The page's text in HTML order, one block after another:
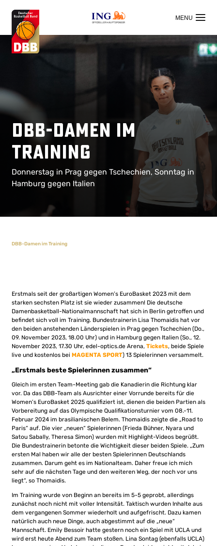
OFFIZIELLER HAUPTSPONSOR
DBB-Damen im
Training
Donnerstag in Prag gegen Tschechien, Sonntag in
Hamburg gegen Italien
DBB-Damen im Training
Erstmals seit der großartigen Women’s EuroBasket 2023 mit dem
starken sechsten Platz ist sie wieder zusammen! Die deutsche
Damenbasketball-Nationalmannschaft hat sich in Berlin getroffen und
befindet sich voll im Training. Bundestrainerin Lisa Thomaidis hat vor
den beiden anstehenden Länderspielen in Prag gegen Tschechien (Do.,
09. November 2023, 18.00 Uhr) und in Hamburg gegen Italien (So., 12.
November 2023, 17.30 Uhr, edel-optics.de Arena, Tickets, beide Spiele
live und kostenlos bei MAGENTA SPORT) 13 Spielerinnen versammelt.
„Erstmals beste Spielerinnen zusammen“
Gleich im ersten Team-Meeting gab die Kanadierin die Richtung klar
vor. Da das DBB-Team als Ausrichter einer Vorrunde bereits für die
Women’s EuroBasket 2025 qualifiziert ist, dienen die beiden Partien als
Vorbereitung auf das Olympische Qualifikationsturnier vom 08.-11.
Februar 2024 im brasilianischen Belem. Thomaidis zeigte die „Road to
Paris“ auf. Die vier „neuen“ Spielerinnen (Frieda Bühner, Nyara und
Satou Sabally, Theresa Simon) wurden mit Highlight-Videos begrüßt.
Die Bundestrainerin betonte die Wichtigkeit dieser beiden Spiele. „Zum
ersten Mal haben wir alle der besten Spielerinnen Deutschlands
zusammen. Darum geht es im Nationalteam. Daher freue ich mich
sehr auf die nächsten Tage und den weiteren Weg, der noch vor uns
liegt“, so Thomaidis.
Im Training wurde von Beginn an bereits im 5-5 geprobt, allerdings
zunächst noch nicht mit voller Intensität. Taktisch wurden Inhalte aus
dem vergangenen Sommer wiederholt und aufgefrischt. Dazu kamen
natürlich auch neue Dinge, auch abgestimmt auf die „neue“
Mannschaft. Emily Bessoir hatte gestern noch ein Spiel mit UCLA und
wird erst heute Abend zum Team stoßen. Lina Sontag (ebenfalls UCLA)